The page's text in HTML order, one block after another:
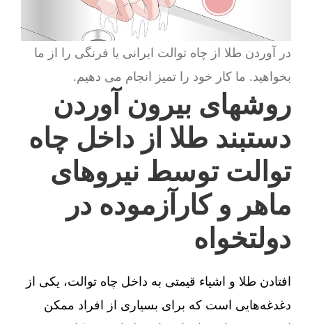
در آوردن طلا از چاه توالت ایرانی یا فرنگی را از ما
بخواهید. ما کار خود را تمیز انجام می دهیم.
روشهای بیرون آوردن
دستبند طلا از داخل چاه
توالت توسط نیروهای
ماهر و کارآزموده در
دولتخواه
افتادن طلا و اشیاء قیمتی به داخل چاه توالت، یکی از
دغدغه‌هایی است که برای بسیاری از افراد ممکن